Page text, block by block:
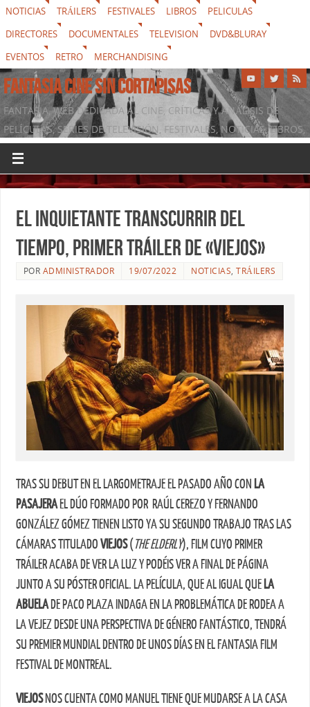
NOTICIAS TRÁILERS FESTIVALES LIBROS
PELICULAS
DIRECTORES
DOCUMENTALES TELEVISION
DVD&BLURAY
EVENTOS
RETRO MERCHANDISING
FANTASIA CINE SIN CORTAPISAS
FANTASIA, WEB DEDICADA AL CINE, CRÍTICAS Y ANÁLISIS DE
PELÍCULAS, SERIES DE TELEVISIÓN, FESTIVALES, NOTICIAS, LIBROS,
DVD & BLURAY, MERCHANDISING Y TODO LO QUE RODEA AL
SÉPTIMO ARTE
El inquietante transcurrir del
tiempo, primer tráiler de «Viejos»
POR ADMINISTRADOR 19/07/2022 NOTICIAS,TRÁILERS
TRAS SU DEBUT EN EL LARGOMETRAJE EL PASADO AÑO CON LA
PASAJERAEL DÚO FORMADO POR RAÚL CEREZO Y FERNANDO
GONZÁLEZ GÓMEZ TIENEN LISTO YA SU SEGUNDO TRABAJO TRAS LAS
CÁMARAS TITULADO VIEJOS( THE ELDERLY), FILM CUYO PRIMER
TRÁILER ACABA DE VER LA LUZ Y PODÉIS VER A FINAL DE PÁGINA
JUNTO A SU PÓSTER OFICIAL. LA PELÍCULA, QUE AL IGUAL QUE LA
ABUELADE PACO PLAZA INDAGA EN LA PROBLEMÁTICA DE RODEA A
LA VEJEZ DESDE UNA PERSPECTIVA DE GÉNERO FANTÁSTICO, TENDRÁ
SU PREMIER MUNDIAL DENTRO DE UNOS DÍAS EN EL FANTASIA FILM
FESTIVAL DE MONTREAL.
VIEJOSNOS CUENTA COMO MANUEL TIENE QUE MUDARSE A LA CASA